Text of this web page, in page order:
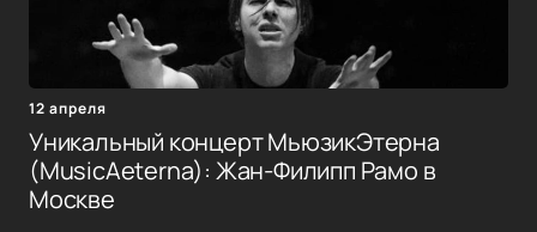
12 апреля
Уникальный концерт МьюзикЭтерна
(MusicAeterna): Жан-Филипп Рамо в
Москве